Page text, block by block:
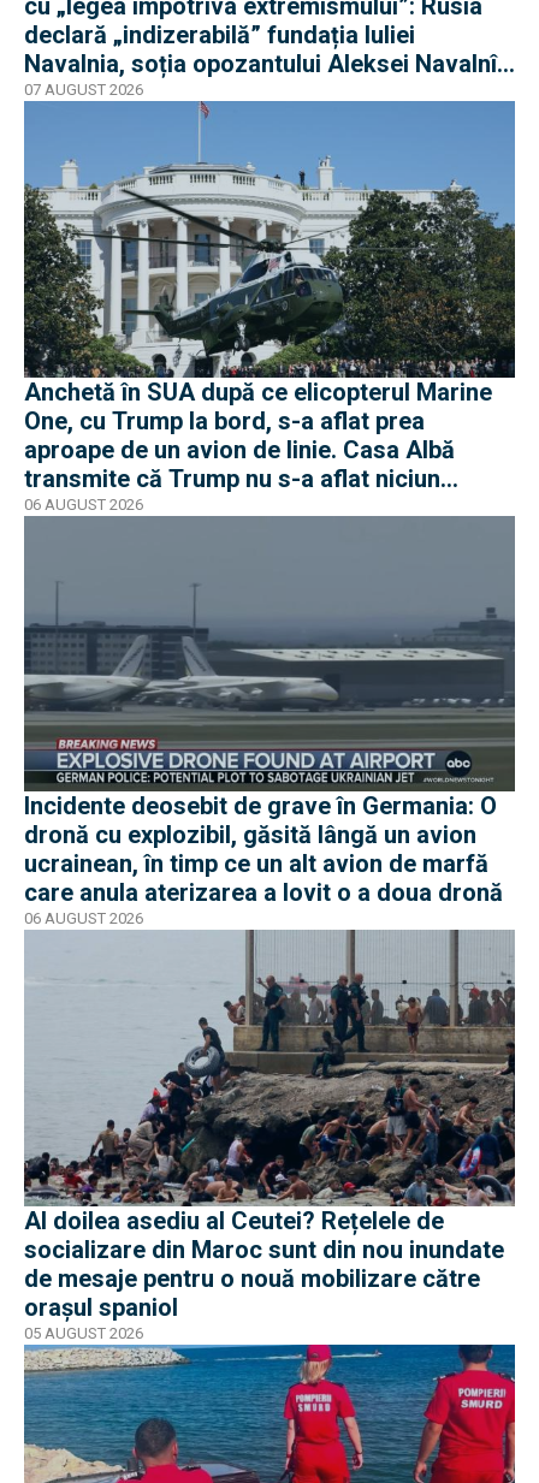
cu „legea împotriva extremismului”: Rusia
declară „indizerabilă” fundația Iuliei
Navalnia, soția opozantului Aleksei Navalnîi,
ucis în închisorile siberiene
07 AUGUST 2026
Anchetă în SUA după ce elicopterul Marine
One, cu Trump la bord, s-a aflat prea
aproape de un avion de linie. Casa Albă
transmite că Trump nu s-a aflat niciun
moment în pericol
06 AUGUST 2026
Incidente deosebit de grave în Germania: O
dronă cu explozibil, găsită lângă un avion
ucrainean, în timp ce un alt avion de marfă
care anula aterizarea a lovit o a doua dronă
06 AUGUST 2026
Al doilea asediu al Ceutei? Rețelele de
socializare din Maroc sunt din nou inundate
de mesaje pentru o nouă mobilizare către
orașul spaniol
05 AUGUST 2026